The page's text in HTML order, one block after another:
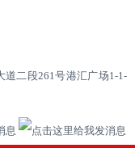
道二段261号港汇广场1-1-